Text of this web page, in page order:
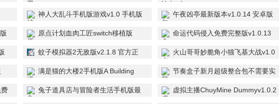
神人大乱斗手机版游戏v1.0 手机版 午夜凶亭最新版本v1.0.14 安卓版
原点计划血肉工匠switch移植版
命运代码侵入免费完整版v1.0.13
蚊子模拟器2无敌版v2.1.8 官方正
火山哥哥妙脆角小猫飞基大战v1.0
满是猫的大楼2手机版A Building
节奏盒子新月超级整合包不需要实
兔子道具店与冒险者生活手机版最
虚拟主播ChuyMine Dummyv1.0.2